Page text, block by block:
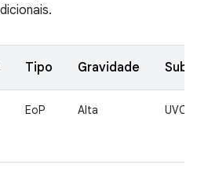
Tipo Gravidade
EoP Alta UVC